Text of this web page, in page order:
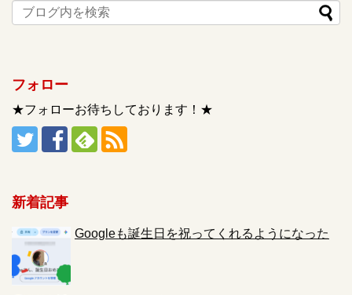
フォロー
★フォローお待ちしております！★
新着記事
Googleも誕生日を祝ってくれるようになった